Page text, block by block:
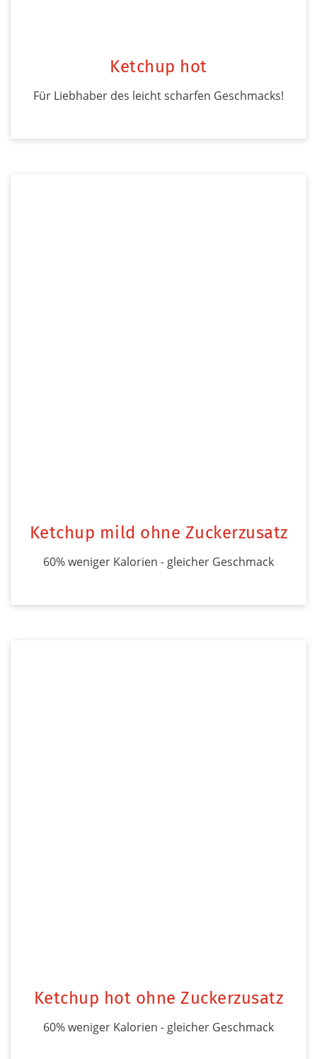
Ketchup hot
Für Liebhaber des leicht scharfen Geschmacks!
Ketchup mild ohne Zuckerzusatz
60% weniger Kalorien - gleicher Geschmack
Ketchup hot ohne Zuckerzusatz
60% weniger Kalorien - gleicher Geschmack